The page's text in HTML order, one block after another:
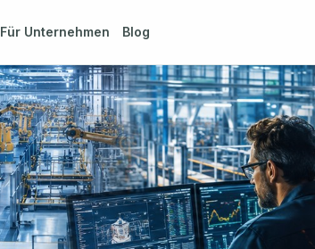
Für Unternehmen Blog